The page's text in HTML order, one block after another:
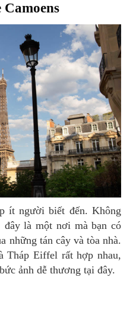
Camoens
là một nơi mà bạn có
những tán cây và tòa nhà.
Tháp Eiffel rất hợp nhau,
ảnh dễ thương tại đây.